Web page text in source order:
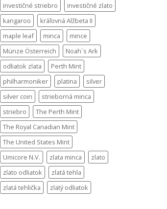
investičné striebro
investičné zlato
kangaroo
kráľovná Alžbeta II
maple leaf
minca
mince
Münze Österreich
Noah´s Ark
odliatok zlata
Perth Mint
philharmoniker
platina
silver
silver coin
strieborná minca
striebro
The Perth Mint
The Royal Canadian Mint
The United States Mint
Umicore N.V.
zlata minca
zlato
zlato odliatok
zlatá tehla
zlatá tehlička
zlatý odliatok